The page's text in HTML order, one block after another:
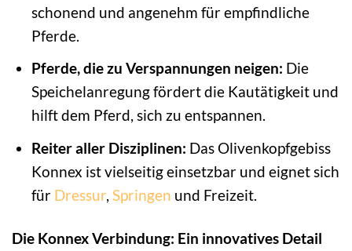
schonend und angenehm für empfindliche
Pferde.
Pferde, die zu Verspannungen neigen: Die
Speichelanregung fördert die Kautätigkeit und
hilft dem Pferd, sich zu entspannen.
Reiter aller Disziplinen: Das Olivenkopfgebiss
Konnex ist vielseitig einsetzbar und eignet sich
für Dressur, Springen und Freizeit.
Die Konnex Verbindung: Ein innovatives Detail